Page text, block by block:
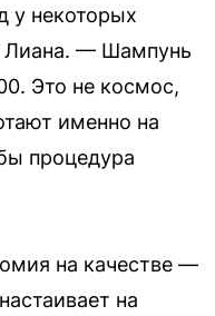
у некоторых
Лиана. — Шампунь
Это не космос,
именно на
процедура
на качестве —
на